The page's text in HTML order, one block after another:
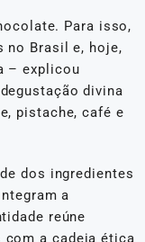
Para isso,
no Brasil e, hoje,
– explicou
divina
pistache, café e
dos ingredientes
a
reúne
a cadeia ética